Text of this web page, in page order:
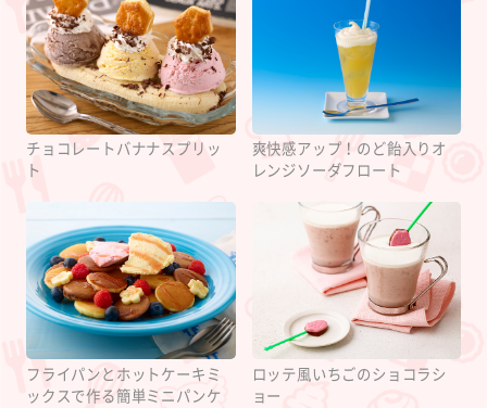
チョコレートバナナスプリッ
ト
爽快感アップ！のど飴入りオ
レンジソーダフロート
フライパンとホットケーキミ
ックスで作る簡単ミニパンケ
ロッテ風いちごのショコラシ
ョー